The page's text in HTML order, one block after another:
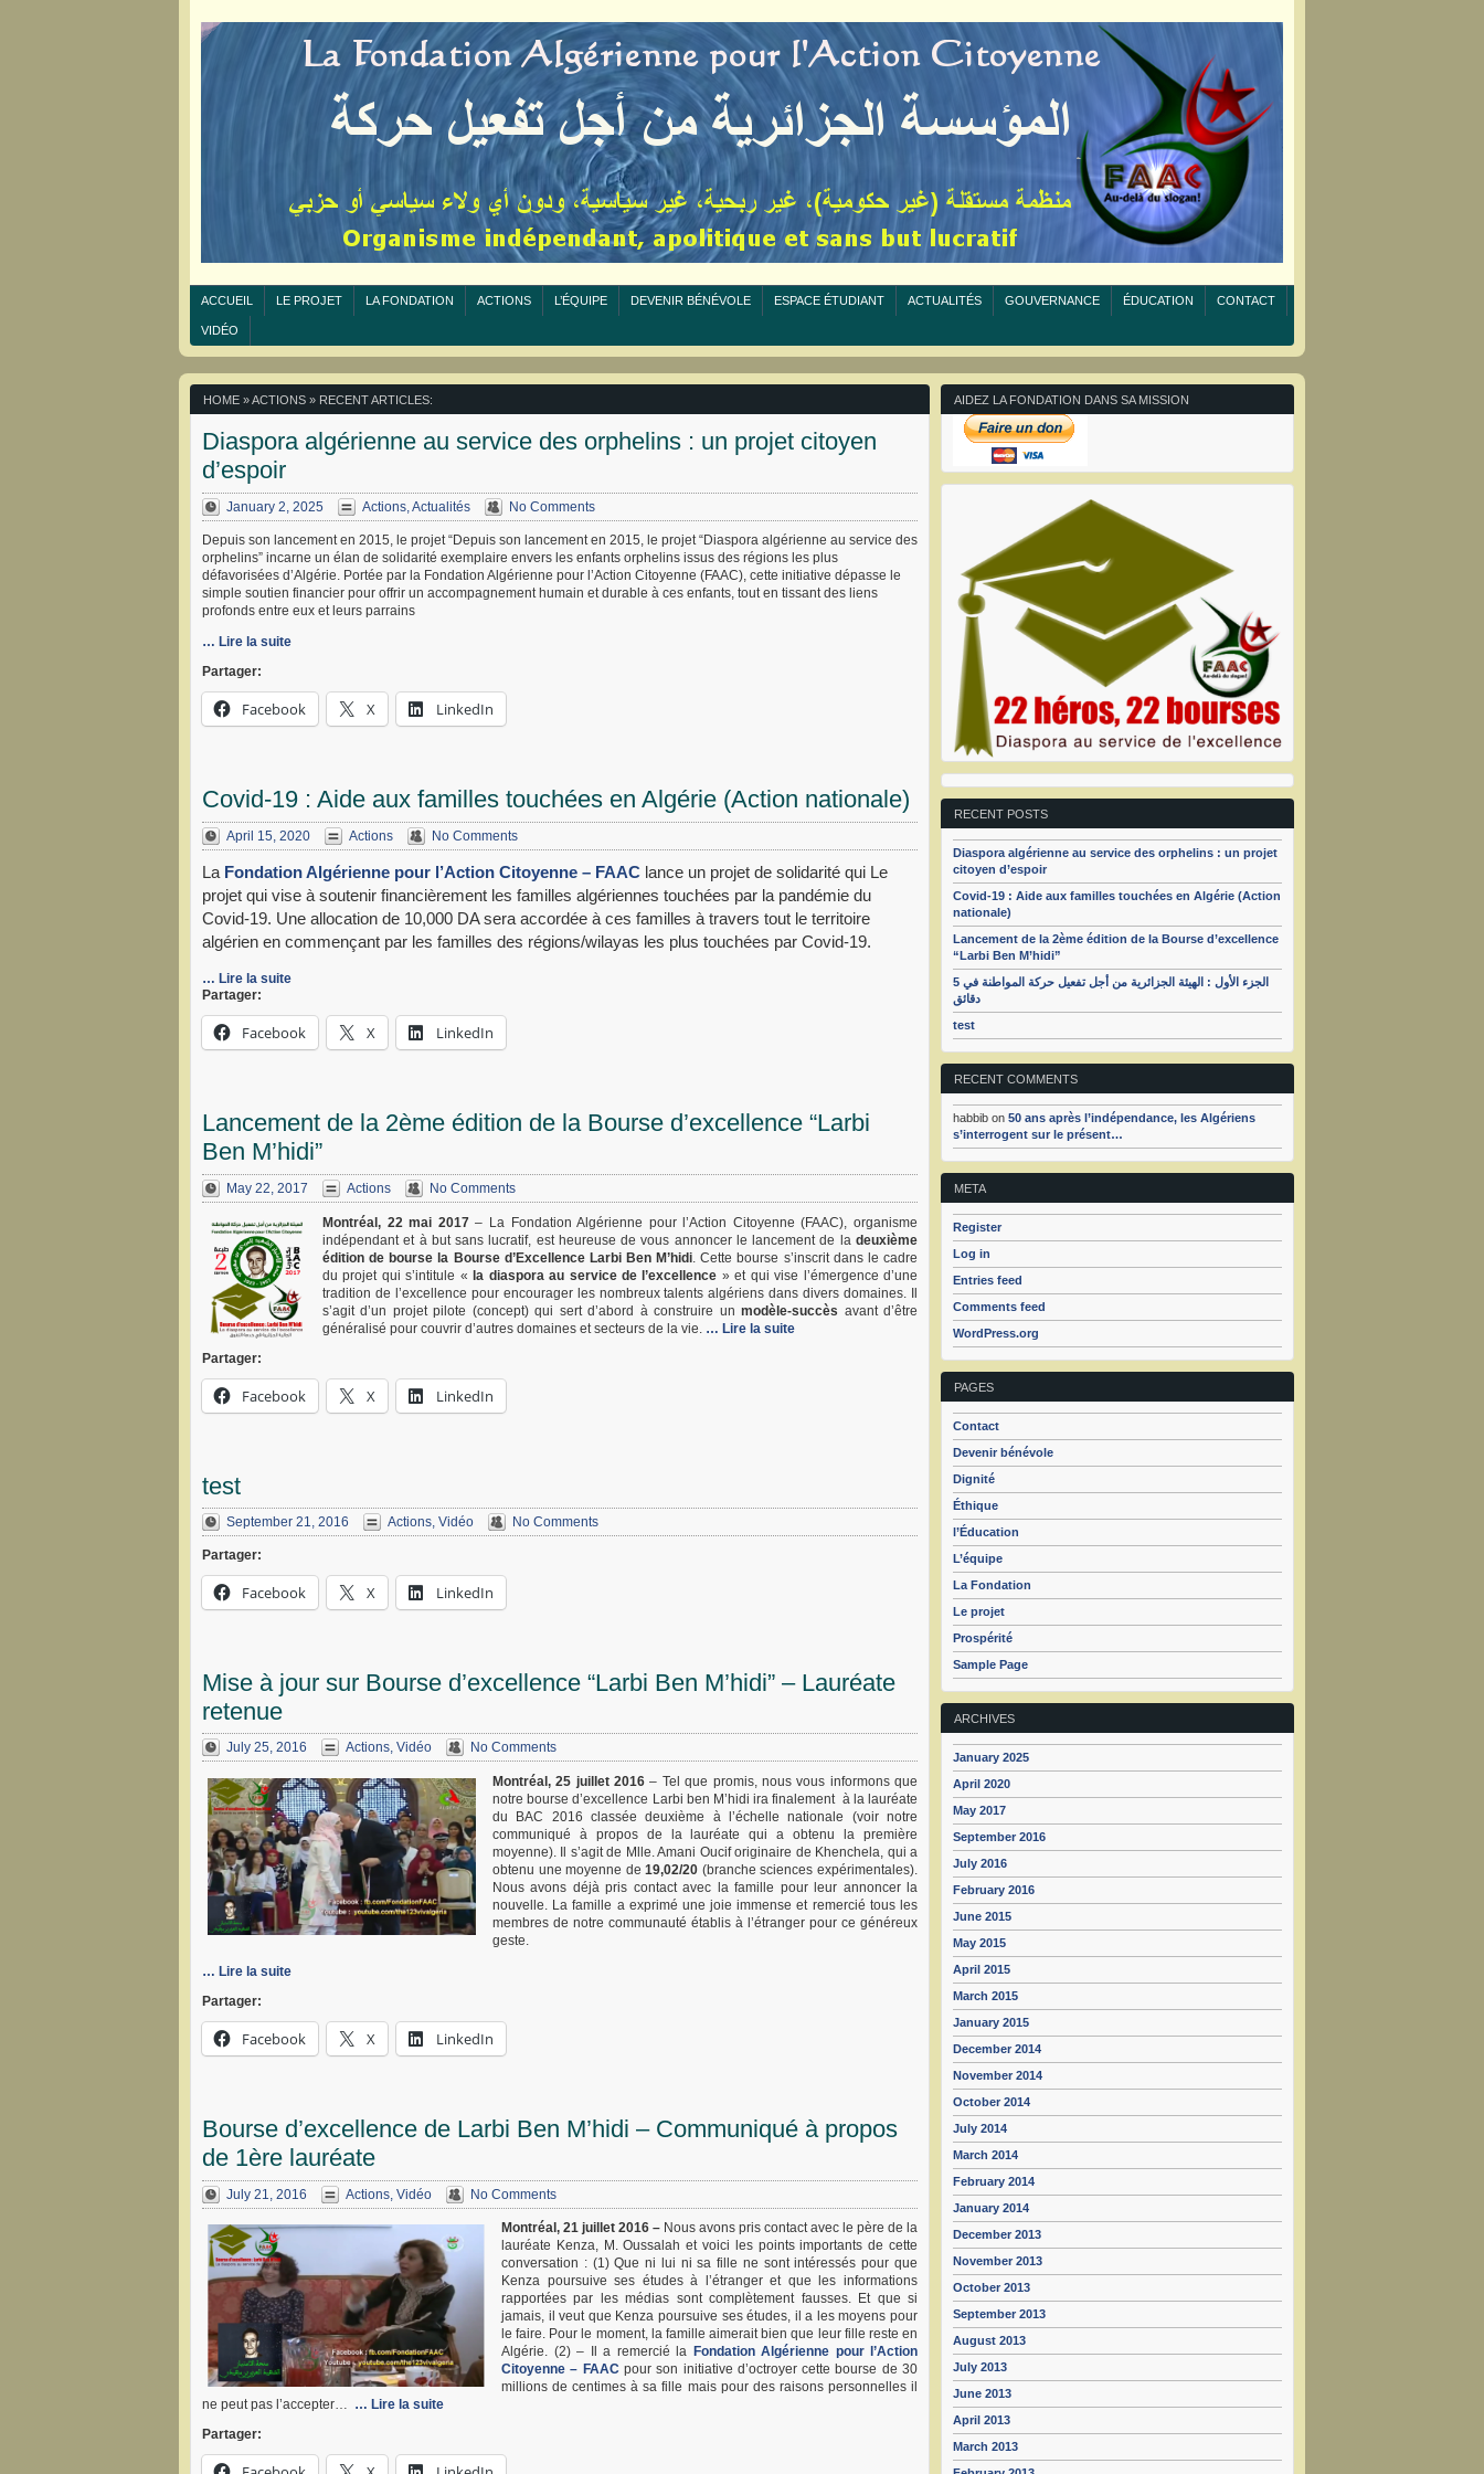
ACCUEIL LE PROJET LA FONDATION ACTIONS L’ÉQUIPE DEVENIR BÉNÉVOLE ESPACE ÉTUDIANT ACTUALITÉS GOUVERNANCE ÉDUCATION CONTACT
VIDÉO
HOME » ACTIONS » RECENT ARTICLES:
Diaspora algérienne au service des orphelins : un projet citoyen
d’espoir
January 2, 2025 Actions Actualités No Comments
Depuis son lancement en 2015, le projet “Depuis son lancement en 2015, le projet “Diaspora algérienne au service des
orphelins” incarne un élan de solidarité exemplaire envers les enfants orphelins issus des régions les plus
défavorisées d’Algérie. Portée par la Fondation Algérienne pour l’Action Citoyenne (FAAC), cette initiative dépasse le
simple soutien financier pour offrir un accompagnement humain et durable à ces enfants, tout en tissant des liens
profonds entre eux et leurs parrains
… Lire la suite
Partager:
Facebook X LinkedIn
Covid-19 : Aide aux familles touchées en Algérie (Action nationale)
April 15, 2020 Actions No Comments
La Fondation Algérienne pour l’Action Citoyenne – FAAC lance un projet de solidarité qui Le
projet qui vise à soutenir financièrement les familles algériennes touchées par la pandémie du
Covid-19. Une allocation de 10,000 DA sera accordée à ces familles à travers tout le territoire
algérien en commençant par les familles des régions/wilayas les plus touchées par Covid-19.
… Lire la suite
Partager:
Facebook X LinkedIn
Lancement de la 2ème édition de la Bourse d’excellence “Larbi
Ben M’hidi”
May 22, 2017 Actions No Comments
Montréal, 22 mai 2017– La Fondation Algérienne pour l’Action Citoyenne (FAAC), organisme
indépendant et à but sans lucratif, est heureuse de vous annoncer le lancement de la deuxième
édition de bourse la Bourse d’Excellence Larbi Ben M’hidi . Cette bourse s’inscrit dans le cadre
du projet qui s’intitule «la diaspora au service de l’excellence » et qui vise l’émergence d’une
tradition de l’excellence pour encourager les nombreux talents algériens dans divers domaines. Il
s’agit d’un projet pilote (concept) qui sert d’abord à construire unmodèle-succès avant d’être
généralisé pour couvrir d’autres domaines et secteurs de la vie. … Lire la suite
Partager:
Facebook X LinkedIn
test
September 21, 2016 Actions, Vidéo No Comments
Partager:
Facebook X LinkedIn
Mise à jour sur Bourse d’excellence “Larbi Ben M’hidi” – Lauréate
retenue
July 25, 2016 Actions, Vidéo No Comments
Montréal, 25 juillet 2016 – Tel que promis, nous vous informons que
notre bourse d’excellence Larbi ben M’hidi ira finalement à la lauréate
du BAC 2016 classée deuxième à l’échelle nationale (voir notre
communiqué à propos de la lauréate qui a obtenu la première
moyenne). Il s’agit de Mlle. Amani Oucif originaire de Khenchela, qui a
obtenu une moyenne de19,02/20 (branche sciences expérimentales).
Nous avons déjà pris contact avec la famille pour leur annoncer la
nouvelle. La famille a exprimé une joie immense et remercié tous les
membres de notre communauté établis à l’étranger pour ce généreux
geste.
… Lire la suite
Partager:
Facebook X LinkedIn
Bourse d’excellence de Larbi Ben M’hidi – Communiqué à propos
de 1ère lauréate
July 21, 2016 Actions Vidéo No Comments
Montréal, 21 juillet 2016 – Nous avons pris contact avec le père de la
lauréate Kenza, M. Oussalah et voici les points importants de cette
conversation : (1) Que ni lui ni sa fille ne sont intéressés pour que
Kenza poursuive ses études à l’étranger et que les informations
rapportées par les médias sont complètement fausses. Et que si
jamais, il veut que Kenza poursuive ses études, il a les moyens pour
le faire. Pour le moment, la famille aimerait bien que leur fille reste en
Algérie. (2) –
Il a remercié la Fondation Algérienne pour l’Action
Citoyenne – FAACpour son initiative d’octroyer cette bourse de 30
millions de centimes à sa fille mais pour des raisons personnelles il
ne peut pas l’accepter… … Lire la suite
Partager:
AIDEZ LA FONDATION DANS SA MISSION
RECENT POSTS
Diaspora algérienne au service des orphelins : un projet
citoyen d’espoir
Covid-19 : Aide aux familles touchées en Algérie (Action
nationale)
Lancement de la 2ème édition de la Bourse d’excellence
“Larbi Ben M’hidi”
الجزء الأول : الهيئة الجزائرية من أجل تفعيل حركة المواطنة في 5
دقائق
test
RECENT COMMENTS
habbib on 50 ans après l’indépendance, les Algériens
s’interrogent sur le présent…
META
Register
Log in
Entries feed
Comments feed
WordPress.org
PAGES
Contact
Devenir bénévole
Dignité
Éthique
l’Éducation
L’équipe
La Fondation
Le projet
Prospérité
Sample Page
ARCHIVES
January 2025
April 2020
May 2017
September 2016
July 2016
February 2016
June 2015
May 2015
April 2015
March 2015
January 2015
December 2014
November 2014
October 2014
July 2014
March 2014
February 2014
January 2014
December 2013
November 2013
October 2013
September 2013
August 2013
July 2013
June 2013
April 2013
March 2013